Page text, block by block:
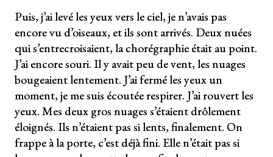
Puis, j’ai levé les yeux vers le ciel, je n’avais pas
encore vu d’oiseaux, et ils sont arrivés. Deux nuées
qui s’entrecroisaient, la chorégraphie était au point.
J’ai encore souri. Il y avait peu de vent, les nuages
bougeaient lentement. J’ai fermé les yeux un
moment, je me suis écoutée respirer. J’ai rouvert les
yeux. Mes deux gros nuages s’étaient drôlement
éloignés. Ils n’étaient pas si lents, finalement. On
frappe à la porte, c’est déjà fini. Elle n’était pas si